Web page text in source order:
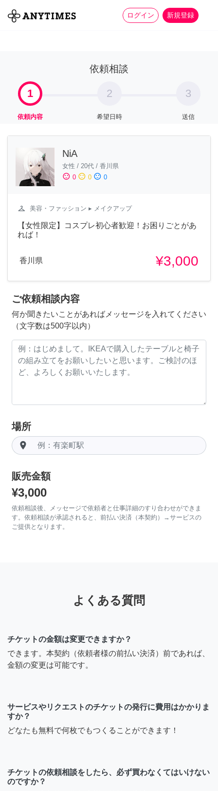
ログイン 新規登録
全て 家事 more_horiz
依頼相談
1
依頼内容
2
希望日時
3
送信
NiA
女性 / 20代 / 香川県
sentiment_satisfied 0 sentiment_neutral 0 sentiment_dissatisfied 0
checkroom 美容・ファッション ▸ メイクアップ
【女性限定】コスプレ初心者歓迎！お困りごとがあ
れば！
香川県 ¥3,000
ご依頼相談内容
何か聞きたいことがあればメッセージを入れてください
（文字数は500字以内）
場所
room
販売金額
¥3,000
依頼相談後、メッセージで依頼者と仕事詳細のすり合わせができま
す。依頼相談が承認されると、前払い決済（本契約）→サービスの
ご提供となります。
よくある質問
チケットの金額は変更できますか？
できます。本契約（依頼者様の前払い決済）前であれば、
金額の変更は可能です。
サービスやリクエストのチケットの発行に費用はかかりま
すか？
どなたも無料で何枚でもつくることができます！
チケットの依頼相談をしたら、必ず買わなくてはいけない
のですか？